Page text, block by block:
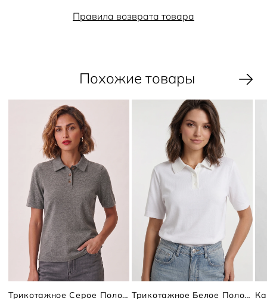
Правила возврата товара
Похожие товары
Трикотажное Серое Поло Коротким Рукавом Трикотажное Белое Поло С Коротким Рукавом